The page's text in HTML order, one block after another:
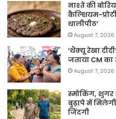
नाश्ते की
कैल्शियम-
थालीपीठ’
August 7, 2026
‘थैंक्यू रेखा
जताया CM
August 7, 2026
स्मोकिंग, शुगर
बुढ़ापे में मिलेगी
जिंदगी